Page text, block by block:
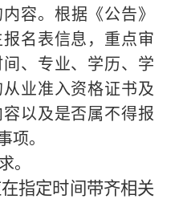
容。根据《公告》
名表信息，重点审
、专业、学历、学
业准入资格证书及
以及是否属不得报
项。
。
指定时间带齐相关